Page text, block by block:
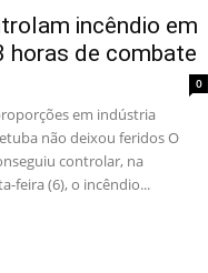
incêndio em
horas de combate
0
em indústria
não deixou feridos O
controlar, na
feira (6), o incêndio...